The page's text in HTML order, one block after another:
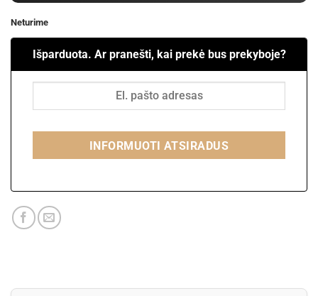
Neturime
Išparduota. Ar pranešti, kai prekė bus prekyboje?
INFORMUOTI ATSIRADUS